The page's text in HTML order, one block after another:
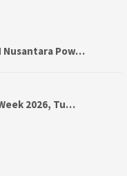
Nusantara Pow…
2026, Tu…